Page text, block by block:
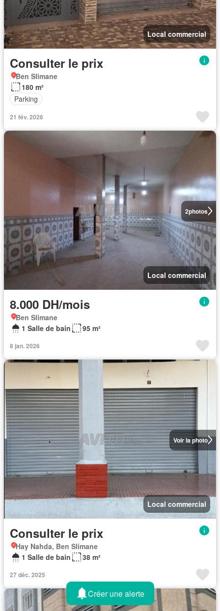
Local commercial
Consulter le prix
Ben Slimane
180 m²
Parking
21 fév. 2026
2photos
Local commercial
8.000 DH/mois
Ben Slimane
1 Salle de bain
95 m²
8 jan. 2026
Voir la photo
Local commercial
Consulter le prix
Hay Nahda, Ben Slimane
1 Salle de bain
38 m²
27 déc. 2025
Créer une alerte